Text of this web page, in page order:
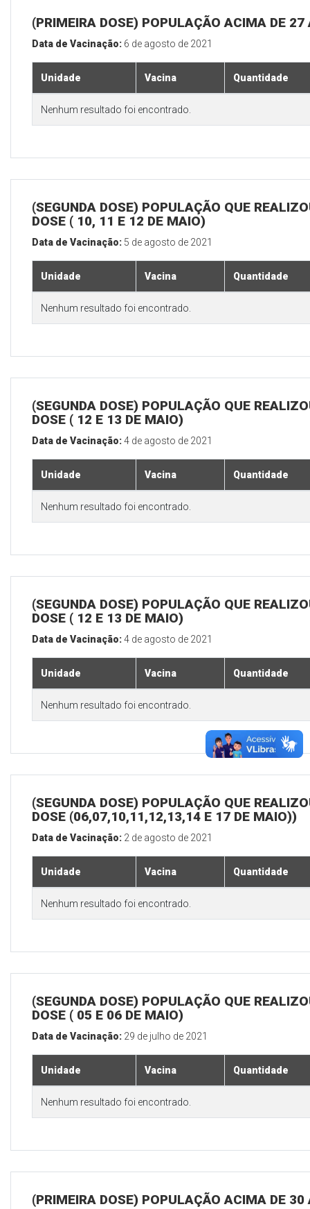
(PRIMEIRA DOSE) POPULAÇÃO ACIMA DE 27
Data de Vacinação: 6 de agosto de 2021
Unidade Vacina Quantidade
Nenhum resultado foi encontrado.
(SEGUNDA DOSE) POPULAÇÃO QUE
DOSE ( 10, 11 E 12 DE MAIO)
Data de Vacinação: 5 de agosto de 2021
Unidade Vacina Quantidade
Nenhum resultado foi encontrado.
(SEGUNDA DOSE) POPULAÇÃO QUE
DOSE ( 12 E 13 DE MAIO)
Data de Vacinação:4 de agosto de 2021
Unidade Vacina Quantidade
Nenhum resultado foi encontrado.
(SEGUNDA DOSE) POPULAÇÃO QUE
DOSE ( 12 E 13 DE MAIO)
Data de Vacinação:4 de agosto de 2021
Unidade Vacina Quantidade
Nenhum resultado foi encontrado.
(SEGUNDA DOSE) POPULAÇÃO QUE
DOSE (06,07,10,11,12,13,14 E 17 DE MAIO))
Data de Vacinação: 2 de agosto de 2021
Unidade Vacina Quantidade
Nenhum resultado foi encontrado.
(SEGUNDA DOSE) POPULAÇÃO QUE
DOSE ( 05 E 06 DE MAIO)
Data de Vacinação: 29 de julho de 2021
Unidade Vacina Quantidade
Nenhum resultado foi encontrado.
(PRIMEIRA DOSE) POPULAÇÃO ACIMA DE 30